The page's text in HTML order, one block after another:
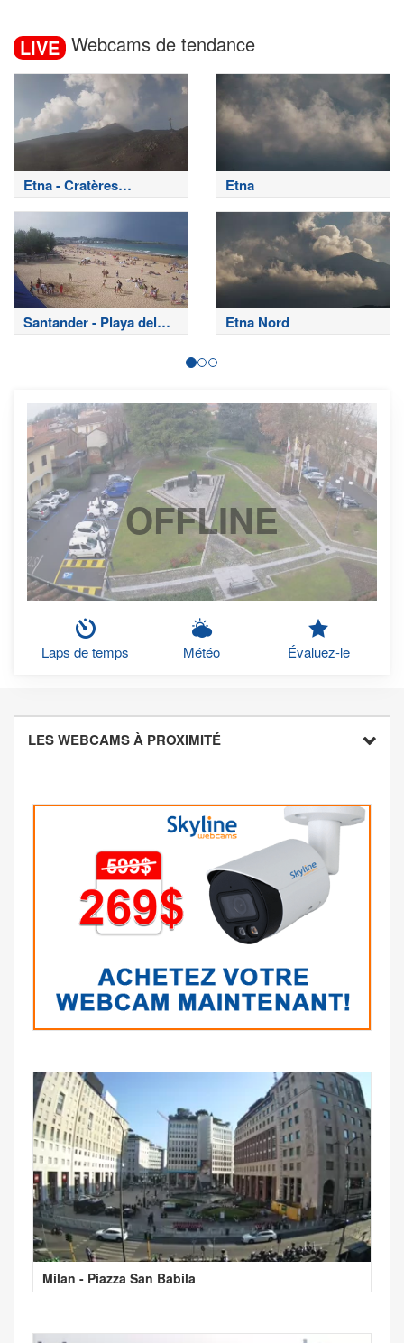
LIVE Webcams de tendance
Etna - Cratères
sommitaux
Etna
Santander - Playa del
Sardinero
Etna Nord
OFFLINE
Laps de temps Météo Évaluez-le
LES WEBCAMS À PROXIMITÉ
Milan - Piazza San Babila